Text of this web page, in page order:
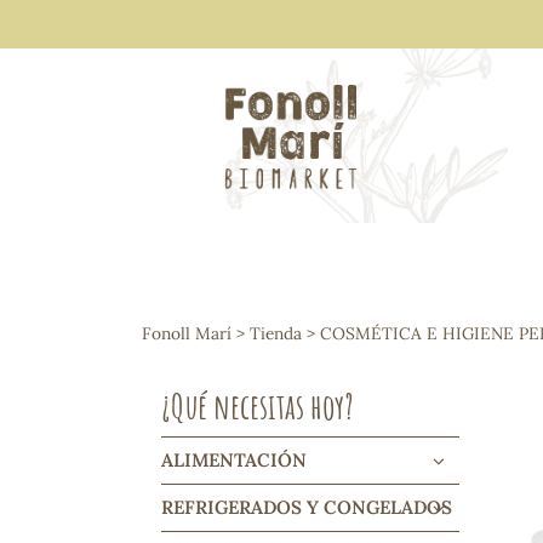
Arroces y legumbres
Frutos secos y snacks
Cereales, mueslis, hinchados y
Galletas y dulces
Vinos y cavas
Condimentos y salsas
Harinas y sémolas
Pasta
Fonoll Marí > Tienda > COSMÉTICA E HIGIENE
¿Qué necesitas hoy?
ALIMENTACIÓN
REFRIGERADOS Y CONGELADOS